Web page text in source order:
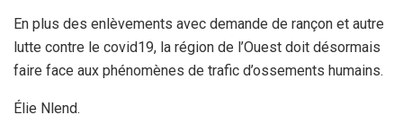
En plus des enlèvements avec demande de rançon et autre
lutte contre le covid19, la région de l’Ouest doit désormais
faire face aux phénomènes de trafic d’ossements humains.
Élie Nlend.